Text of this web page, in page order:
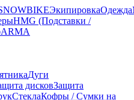
ЭкипировкаОдежда
HMG (Подставки /
ARMA
Дуги
дисковЗащита
СтеклаКофры / Сумки на